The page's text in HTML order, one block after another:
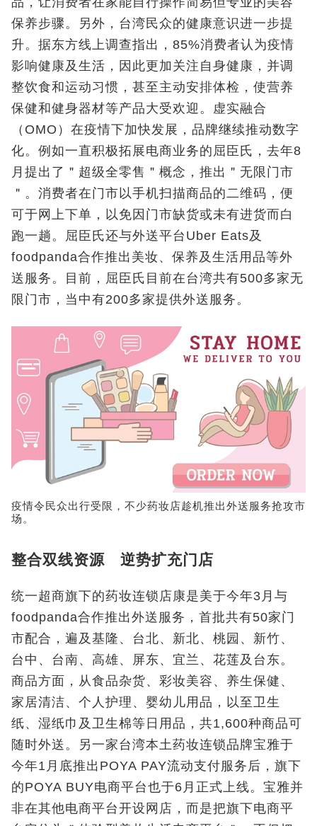
保养步骤。另外，台湾民众的健康意识进一步提
升。据东方线上调查指出，85%消费者认为疫情
影响健康及生活，因此更加关注自身健康，并调
整饮食和运动习惯，甚至主动安排体检，使营养
保健和健身器材等产品大受欢迎。虚实融合
（OMO）在疫情下加快发展，品牌继续推动数字
化。例如一直积极拓展电商业务的屈臣氏，去年8
月提出了＂超级全零售＂概念，推出＂无限门市
＂。消费者在门市以手机扫描商品的二维码，便
可于网上下单，以免因门市缺货或未有进货而白
跑一趟。屈臣氏还与外送平台Uber Eats及
foodpanda合作推出美妆、保养及生活用品等外
送服务。目前，屈臣氏目前在台湾共有500多家无
限门市，当中有200多家提供外送服务。
疫情令民众出行受限，不少药妆店趁机推出外送服务抢攻市
场。
整合双线资源 逆势扩充门店
统一超商旗下的药妆连锁店康是美于今年3月与
foodpanda合作推出外送服务，首批共有50家门
市配合，遍及基隆、台北、新北、桃园、新竹、
台中、台南、高雄、屏东、宜兰、花莲及台东。
商品方面，从食品杂货、彩妆美容、养生保健、
家居清洁、个人护理、婴幼儿用品，以至卫生
纸、湿纸巾及卫生棉等日用品，共1,600种商品可
随时外送。另一家台湾本土药妆连锁品牌宝雅于
今年1月底推出POYA PAY流动支付服务后，旗下
的POYA BUY电商平台也于6月正式上线。宝雅并
非在其他电商平台开设网店，而是把旗下电商平